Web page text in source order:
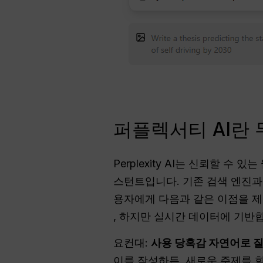
퍼플렉서티 AI란
Perplexity AI는 신뢰할 수 있는
스턴트입니다. 기존 검색 엔진
용자에게 다음과 같은 이점을
, 하지만 실시간 데이터에 기반
요컨대: 사용 당혹감 자연어로
이를 작성하든, 새로운 주제를